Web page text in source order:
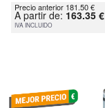
Precio anterior 181.50 €
A partir de: 163.35 €
IVA INCLUIDO